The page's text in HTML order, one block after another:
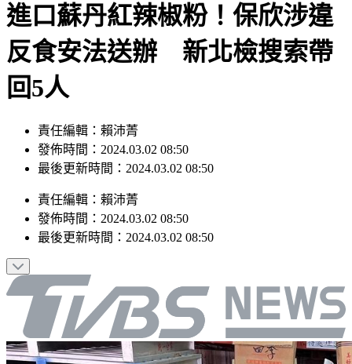
進口蘇丹紅辣椒粉！保欣涉違
反食安法送辦 新北檢搜索帶
回5人
責任編輯：賴沛菁
發佈時間：2024.03.02 08:50
最後更新時間：2024.03.02 08:50
責任編輯 ： 賴沛菁
發佈時間： 2024.03.02 08:50
最後更新時間： 2024.03.02 08:50